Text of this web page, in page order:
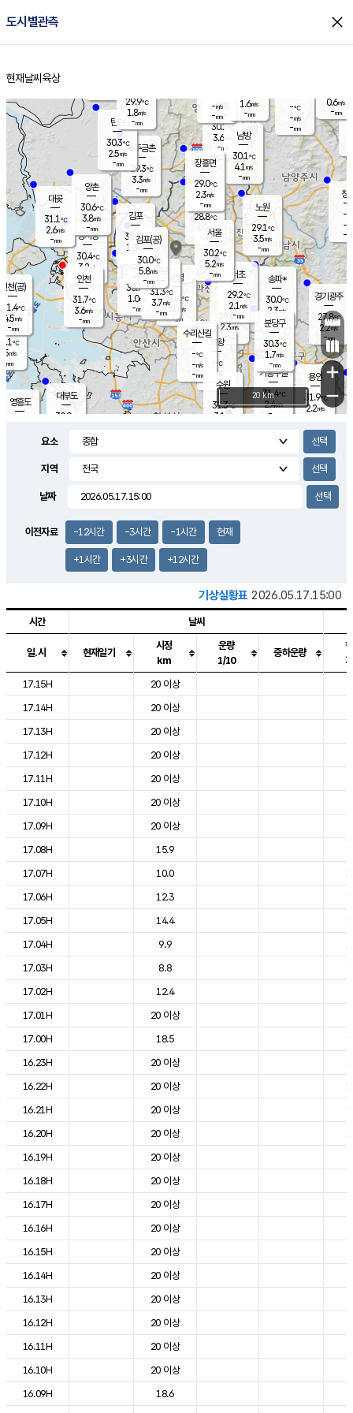
도시별관측 close
홈
현재날씨 육상
의도
℃
m/s
mm
영흥도
양주
30.2℃
3.6
-mm
과천
29.8℃
2.3m/s
- mm
용인
31.9℃
2.2m/s
경기광주
27.8℃
2.2m/s
-mm
3.7m/s
대부도
30.9
경서동
30.4℃
3.2 m/s
-mm
파주금촌
29.3℃
3.3m/s
-mm
-℃
-m/s
-mm
대곶
31.1℃
2.6m/s
-mm
창
-
-m/
-
탄현
30.3℃
2.5m/s
-mm
0.6m/s
-mm
의왕
- ℃
m/s
mm
김포
30.4℃
1.3 m/s
mm
광명
30.6 ℃
3.0 m/s
-mm
부천
30.7℃
1.0m/s
-mm
양촌
30.6℃
3.8m/s
-mm
구로
31.3℃
3.7m/s
-mm
은평
28.8℃
4.9 m/s
- mm
노원
29.1℃
3.5m/s
-mm
송파*
30.0℃
2.3m/s
-mm
서초
29.2℃
2.1 m/s
-mm
남방
30.1℃
4.1 m/s
-mm
기흥구갈
31.4℃
2.4m/s
-
수리산길
-℃
-m/s
-mm
분당구
30.3℃
1.7m/s
-mm
장흥면
29.0℃
2.3m/s
-mm
-m/s
-mm
인천(공)
31.4℃
4.5m/s
-mm
김포(공)
30.0℃
5.8m/s
-mm
수원
31.3℃
3.1 m/s
인천
31.7℃
3.6m/s
-mm
서울
30.2℃
5.2m/s
-mm
29.9℃
1.8m/s
-mm
1.6m/s
-mm
+
−
20 km
요소
지역
날짜
이전자료 -12시간 -3시간 -1시간 현재
+1시간 +3시간 +12시간
기상실황표 2026.05.17.15:00
도시별 기상실황표로 지점, 날씨, 기온, 강수, 바람, 기압등을 안내한 표입
시간 날씨
일.시 현재일기
시정
km
운량
1/10
중하운량
17.15H
20 이상
17.14H
20 이상
17.13H
20 이상
17.12H
20 이상
17.11H
20 이상
17.10H
20 이상
17.09H
20 이상
17.08H
15.9
17.07H
10.0
17.06H
12.3
17.05H
14.4
17.04H
9.9
17.03H
8.8
17.02H
12.4
17.01H
20 이상
17.00H
18.5
16.23H
20 이상
16.22H
20 이상
16.21H
20 이상
16.20H
20 이상
16.19H
20 이상
16.18H
20 이상
16.17H
20 이상
16.16H
20 이상
16.15H
20 이상
16.14H
20 이상
16.13H
20 이상
16.12H
20 이상
16.11H
20 이상
16.10H
20 이상
16.09H
18.6